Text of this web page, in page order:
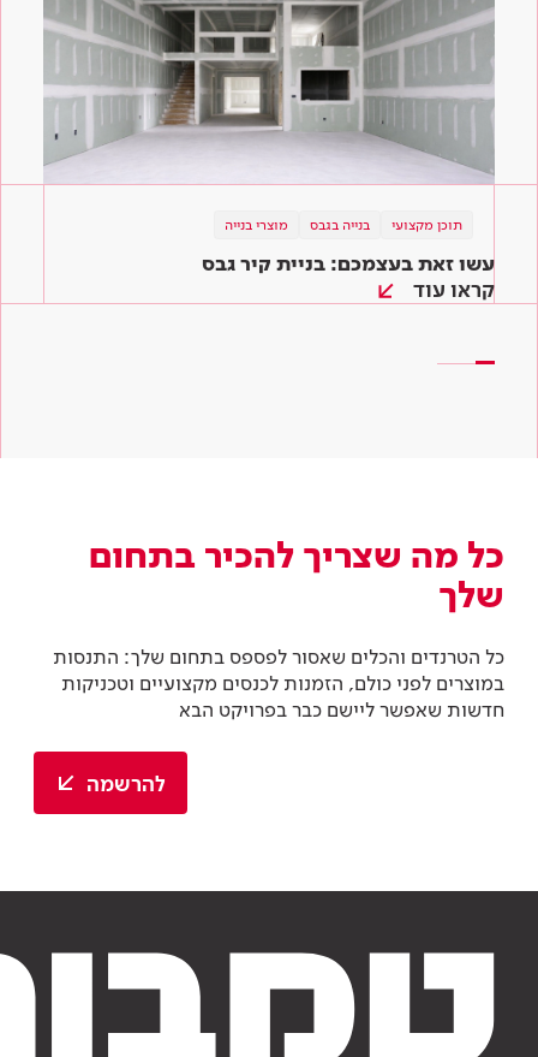
תוכן מקצועי בנייה בגבס מוצרי בנייה
עשו זאת בעצמכם: בניית קיר גבס
קראו עוד
תוכן מקצועי בנייה בגבס
לוחות הגבס של טמבור – ארבעה פתרונות לפרויקט
שלכם
תוכן מקצועי בנייה בגבס
כל הדרכים להשיג שקט בבית
קראו עוד
כל מה שצריך להכיר בתחום
שלך
כל הטרנדים והכלים שאסור לפספס בתחום שלך: התנסות
במוצרים לפני כולם, הזמנות לכנסים מקצועיים וטכניקות
חדשות שאפשר ליישם כבר בפרויקט הבא
להרשמה